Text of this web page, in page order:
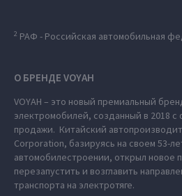
2 РАФ - Российская автомобильная
О БРЕНДЕ VOYAH
VOYAH – это новый премиальный
электромобилей, созданный в 2018 с
продажи. Китайский
Corporation, базируясь на своем 53-
автомобилестроении, открыл новое
перезапустить и возглавить
транспорта на электротяге.